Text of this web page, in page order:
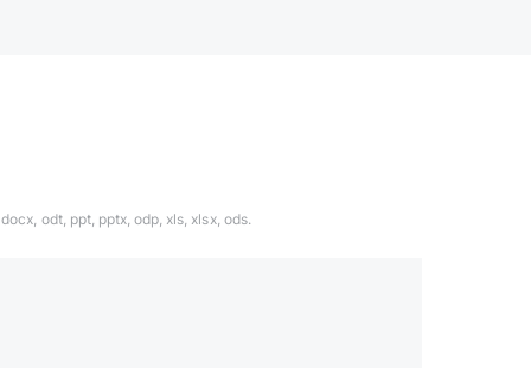
odt, ppt, pptx, odp, xls, xlsx, ods.